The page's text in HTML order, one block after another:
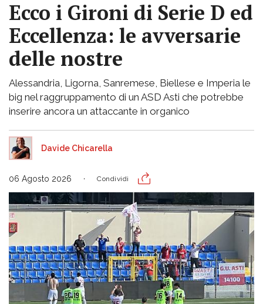
Ecco i Gironi di Serie D ed
Eccellenza: le avversarie
delle nostre
Alessandria, Ligorna, Sanremese, Biellese e Imperia le
big nel raggruppamento di un ASD Asti che potrebbe
inserire ancora un attaccante in organico
Davide Chicarella
06 Agosto 2026 Condividi